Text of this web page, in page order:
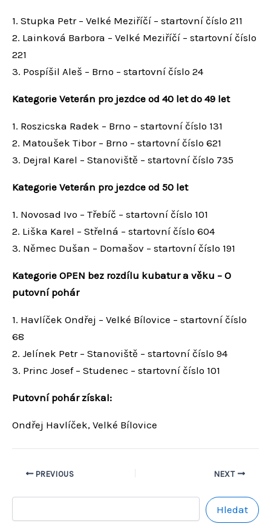
1. Stupka Petr – Velké Meziříčí – startovní číslo 211
2. Lainková Barbora – Velké Meziříčí – startovní číslo
221
3. Pospíšil Aleš – Brno – startovní číslo 24
Kategorie Veterán pro jezdce od 40 let do 49 let
1. Roszicska Radek – Brno – startovní číslo 131
2. Matoušek Tibor – Brno – startovní číslo 621
3. Dejral Karel – Stanoviště – startovní číslo 735
Kategorie Veterán pro jezdce od 50 let
1. Novosad Ivo – Třebíč – startovní číslo 101
2. Liška Karel – Střelná – startovní číslo 604
3. Němec Dušan – Domašov – startovní číslo 191
Kategorie OPEN bez rozdílu kubatur a věku – O
putovní pohár
1. Havlíček Ondřej – Velké Bílovice – startovní číslo
68
2. Jelínek Petr – Stanoviště – startovní číslo 94
3. Princ Josef – Studenec – startovní číslo 101
Putovní pohár získal:
Ondřej Havlíček, Velké Bílovice
PREVIOUS NEXT
Hledat